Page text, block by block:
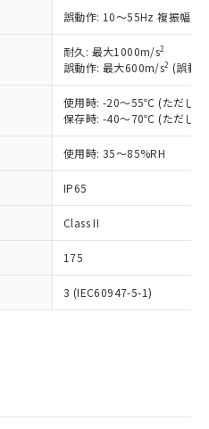
誤動作: 10～55Hz 複振幅
耐久: 最大1000m/s2
誤動作: 最大600m/s2 (誤動
使用時: -20～55℃ (ただし、
保存時: -40～70℃ (ただし、
使用時: 35～85%RH
IP65
Class II
175
3 (IEC60947-5-1)
および標準価格はお客
またはお客様担当のオ
販売店・当社販売員に
器販売店や当社販売拠
トワーク
」をご確認
標準価格結果を当社の
第三者に漏洩または開
願いします。
部品リスト作成サー
いただくには、I-Web
録されている必要が
ブサイト上で当社にご
者とは、"個人情報
リ臭化ジフェニルエーテル類
ル酸ビス(2-エチルヘキシ
以下、フタル酸ブチ
以下、フタル酸ジブチル
フタル酸ジイソブチル
質については閾値を超える意
認しています。
況などにより、予定
ります。
、 PBBs(ポリ臭化ビフェ
、 DIBP(フタル酸ジ
フタル酸ブチルベンジ
ルヘキシル)) : 1000ppm
物質）のすべてが基
示します。
況下において有害物
環境に深刻な影響を
ます。
当社販売部門へお問
を破棄する場合は、完
ど、違法に輸出されな
段を講じます。
を、核兵器、ミサイ
生物兵器またはその他
らの製造装置等に一切
品を第三者に販売する
2および3の内容を当
します。また当社は、
に係わる関係者が違
それがある場合は、取
せん。
の在庫あり
満たないが在庫あり
新の在庫状況につ
客様のお取引先、ま
担当のオムロン制御
・当社販売員にご確
種、また在庫状況の
ていない機種